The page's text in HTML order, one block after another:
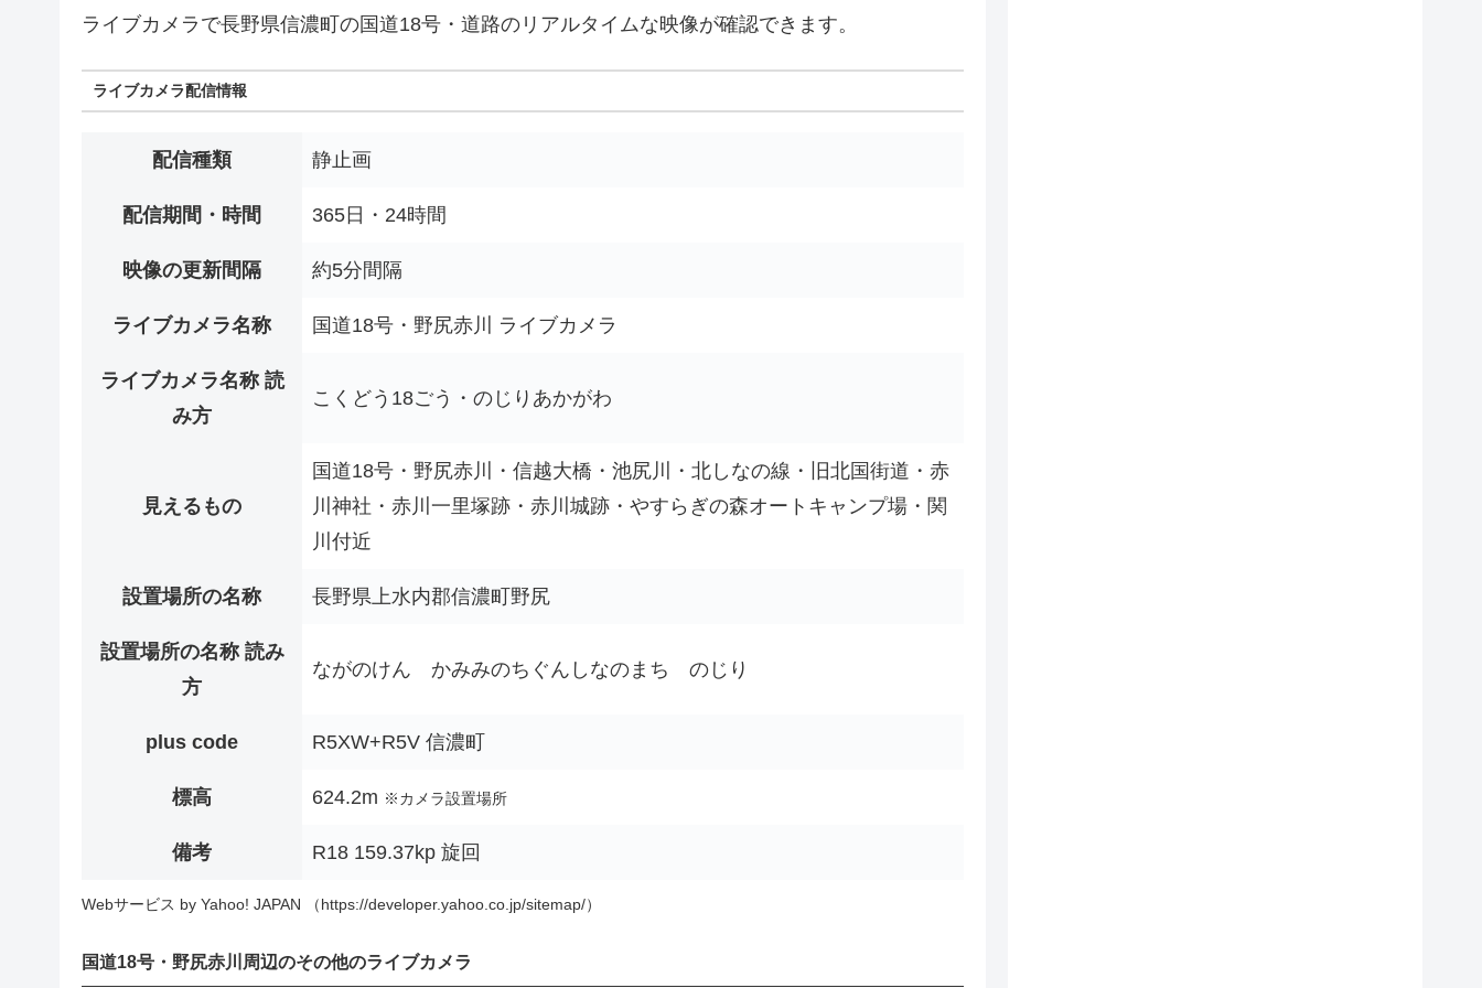
ライブカメラで長野県信濃町の国道18号・道路のリアルタイムな映像が確認できます。
ライブカメラ配信情報
配信種類 静止画
配信期間・時間 365日・24時間
映像の更新間隔 約5分間隔
ライブカメラ名称 国道18号・野尻赤川 ライブカメラ
ライブカメラ名称 読
み方
こくどう18ごう・のじりあかがわ
見えるもの
国道18号・野尻赤川・信越大橋・池尻川・北しなの線・旧北国街道・赤
川神社・赤川一里塚跡・赤川城跡・やすらぎの森オートキャンプ場・関
川付近
設置場所の名称 長野県上水内郡信濃町野尻
設置場所の名称 読み
方
ながのけん かみみのちぐんしなのまち のじり
plus code R5XW+R5V 信濃町
標高 624.2m ※カメラ設置場所
備考 R18 159.37kp 旋回
Webサービス by Yahoo! JAPAN （https://developer.yahoo.co.jp/sitemap/）
国道18号・野尻赤川周辺のその他のライブカメラ